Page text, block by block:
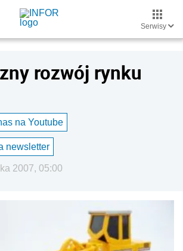
Serwisy
rozwój rynku
na Youtube
newsletter
2007, 05:00